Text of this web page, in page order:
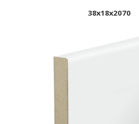
38х18х2070